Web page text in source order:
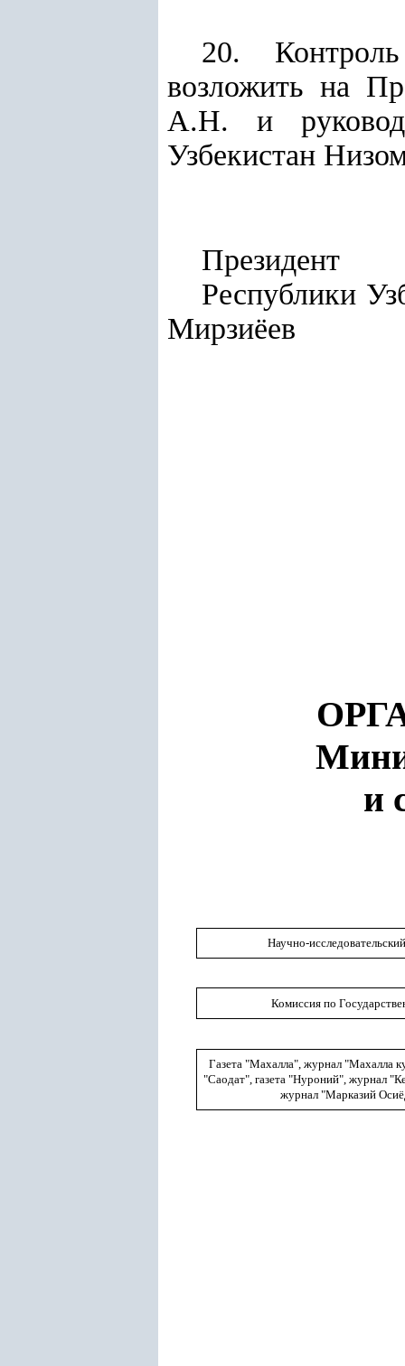
20.
возложить на
А.Н. и
Узбекистан
Президент
Мирзиёев
и
Научно-
Комиссия по
Газета "Махалла", журнал "Махалла
"Саодат", газета "Нуроний", журнал
журнал "Марказий